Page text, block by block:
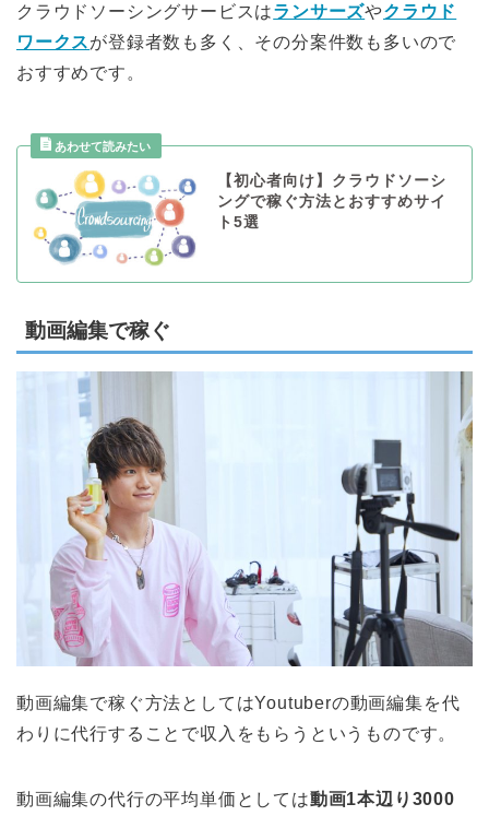
クラウドソーシングサービスはランサーズやクラウド
ワークスが登録者数も多く、その分案件数も多いので
おすすめです。
【初心者向け】クラウドソーシ
ングで稼ぐ方法とおすすめサイ
ト5選
動画編集で稼ぐ
動画編集で稼ぐ方法としてはYoutuberの動画編集を代
わりに代行することで収入をもらうというものです。
動画編集の代行の平均単価としては動画1本辺り3000